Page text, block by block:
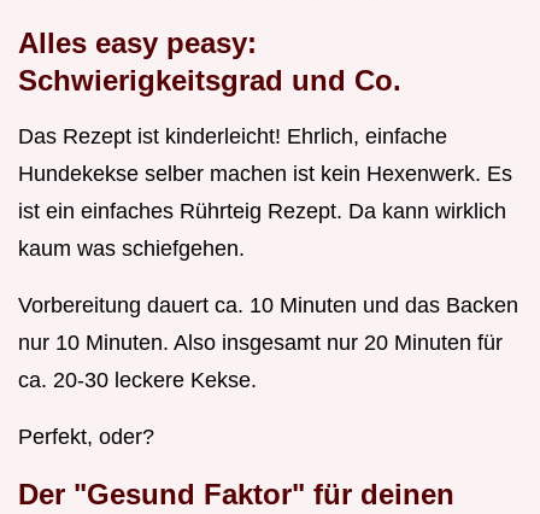
Alles easy peasy:
Schwierigkeitsgrad und Co.
Das Rezept ist kinderleicht! Ehrlich, einfache
Hundekekse selber machen ist kein Hexenwerk. Es
ist ein einfaches Rührteig Rezept. Da kann wirklich
kaum was schiefgehen.
Vorbereitung dauert ca. 10 Minuten und das Backen
nur 10 Minuten. Also insgesamt nur 20 Minuten für
ca. 20-30 leckere Kekse.
Perfekt, oder?
Der "Gesund Faktor" für deinen